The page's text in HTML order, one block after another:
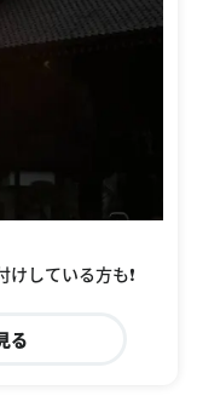
している方も❗
る